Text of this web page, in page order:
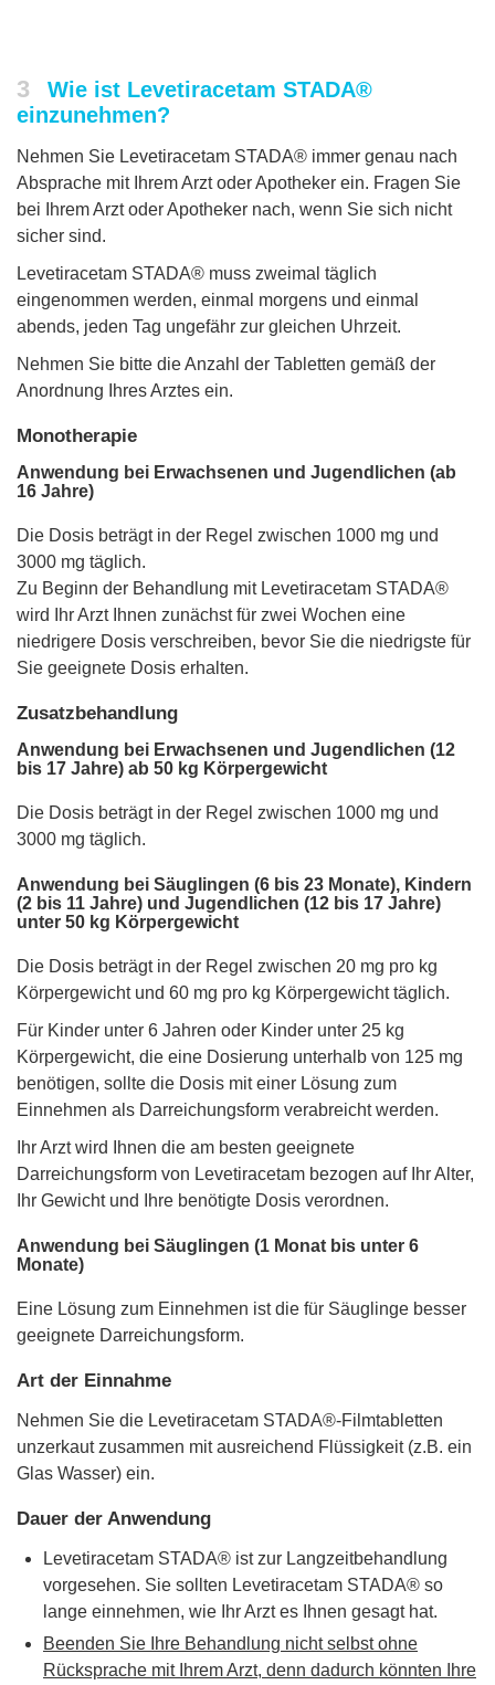
3
Wie ist Levetiracetam STADA®
einzunehmen?
Nehmen Sie Levetiracetam STADA® immer genau nach
Absprache mit Ihrem Arzt oder Apotheker ein. Fragen Sie
bei Ihrem Arzt oder Apotheker nach, wenn Sie sich nicht
sicher sind.
Levetiracetam STADA® muss zweimal täglich
eingenommen werden, einmal morgens und einmal
abends, jeden Tag ungefähr zur gleichen Uhrzeit.
Nehmen Sie bitte die Anzahl der Tabletten gemäß der
Anordnung Ihres Arztes ein.
Monotherapie
Anwendung bei Erwachsenen und Jugendlichen (ab
16 Jahre)
Die Dosis beträgt in der Regel zwischen 1000 mg und
3000 mg täglich.
Zu Beginn der Behandlung mit Levetiracetam STADA®
wird Ihr Arzt Ihnen zunächst für zwei Wochen eine
niedrigere Dosis verschreiben, bevor Sie die niedrigste für
Sie geeignete Dosis erhalten.
Zusatzbehandlung
Anwendung bei Erwachsenen und Jugendlichen (12
bis 17 Jahre) ab 50 kg Körpergewicht
Die Dosis beträgt in der Regel zwischen 1000 mg und
3000 mg täglich.
Anwendung bei Säuglingen (6 bis 23 Monate), Kindern
(2 bis 11 Jahre) und Jugendlichen (12 bis 17 Jahre)
unter 50 kg Körpergewicht
Die Dosis beträgt in der Regel zwischen 20 mg pro kg
Körpergewicht und 60 mg pro kg Körpergewicht täglich.
Für Kinder unter 6 Jahren oder Kinder unter 25 kg
Körpergewicht, die eine Dosierung unterhalb von 125 mg
benötigen, sollte die Dosis mit einer Lösung zum
Einnehmen als Darreichungsform verabreicht werden.
Ihr Arzt wird Ihnen die am besten geeignete
Darreichungsform von Levetiracetam bezogen auf Ihr Alter,
Ihr Gewicht und Ihre benötigte Dosis verordnen.
Anwendung bei Säuglingen (1 Monat bis unter 6
Monate)
Eine Lösung zum Einnehmen ist die für Säuglinge besser
geeignete Darreichungsform.
Art der Einnahme
Nehmen Sie die Levetiracetam STADA®-Filmtabletten
unzerkaut zusammen mit ausreichend Flüssigkeit (z.B. ein
Glas Wasser) ein.
Dauer der Anwendung
Levetiracetam STADA® ist zur Langzeitbehandlung
vorgesehen. Sie sollten Levetiracetam STADA® so
lange einnehmen, wie Ihr Arzt es Ihnen gesagt hat.
Beenden Sie Ihre Behandlung nicht selbst ohne
Rücksprache mit Ihrem Arzt, denn dadurch könnten Ihre